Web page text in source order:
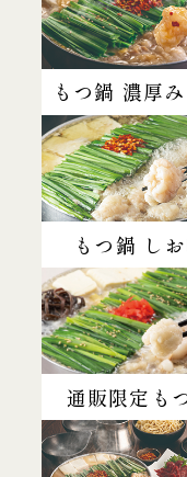
もつ鍋 濃厚
もつ鍋 し
通販限定も